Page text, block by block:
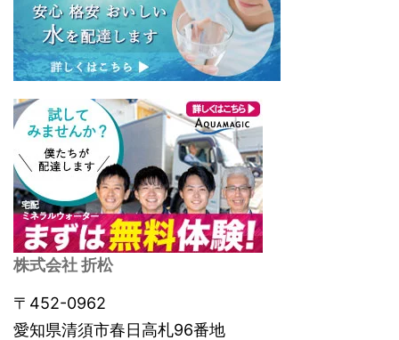
株式会社 折松
〒452-0962
愛知県清須市春日高札96番地